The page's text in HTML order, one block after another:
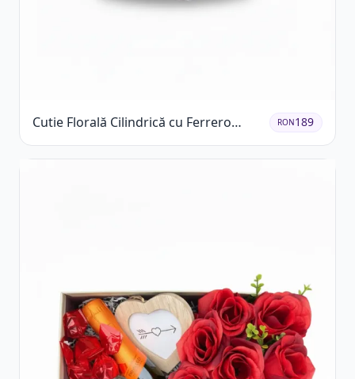
Cutie Florală Cilindrică cu Ferrero
Rocher și Trandafiri Pastel
RON189